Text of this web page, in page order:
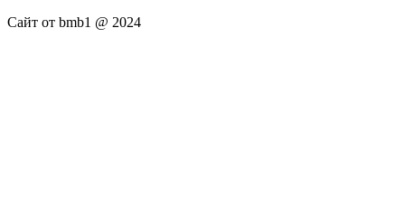
Сайт от bmb1 @ 2024